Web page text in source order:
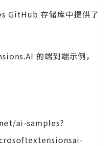
GitHub 存储库中提供了
的端到端示例，
ai-samples?